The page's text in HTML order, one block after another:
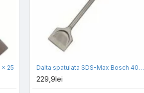
25 Dalta spatulata SDS-Max Bosch 400 x 80
229,9lei